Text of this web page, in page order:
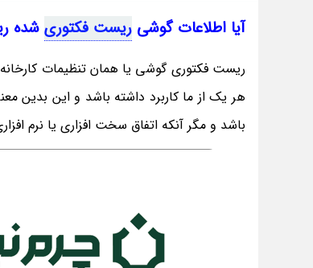
آیا اطلاعات گوشی ریست فکتوری شده
ریست فکتوری گوشی یا همان تنظیمات
هر یک از ما کاربرد داشته باشد و این بدین
باشد و مگر آنکه اتفاق سخت افزاری یا نرم